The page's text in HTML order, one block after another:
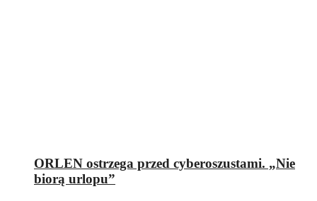
ORLEN ostrzega przed cyberoszustami. „Nie
biorą urlopu”